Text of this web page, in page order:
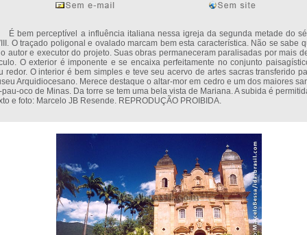
bem perceptível a influência italiana nessa igreja da segunda metade do
O traçado poligonal e ovalado marcam bem esta característica. Não se sabe
autor e executor do projeto. Suas obras permaneceram paralisadas por mais
O exterior é imponente e se encaixa perfeitamente no conjunto
redor. O interior é bem simples e teve seu acervo de artes sacras transferido
Arquidiocesano. Merece destaque o altar-mor em cedro e um dos maiores
pau-oco de Minas. Da torre se tem uma bela vista de Mariana. A subida é
e foto: Marcelo JB Resende. REPRODUÇÃO PROIBIDA.